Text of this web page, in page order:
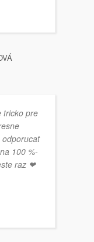
tricko pre
100 %-
raz ❤